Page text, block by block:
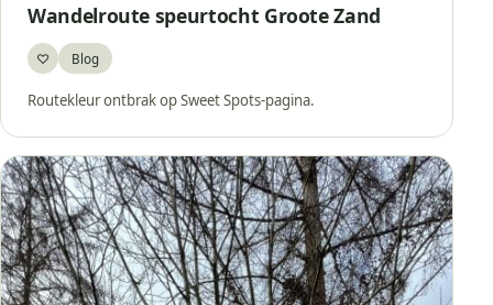
Wandelroute speurtocht Groote Zand
♡Bewaar
Blog
Routekleur ontbrak op Sweet Spots-pagina.